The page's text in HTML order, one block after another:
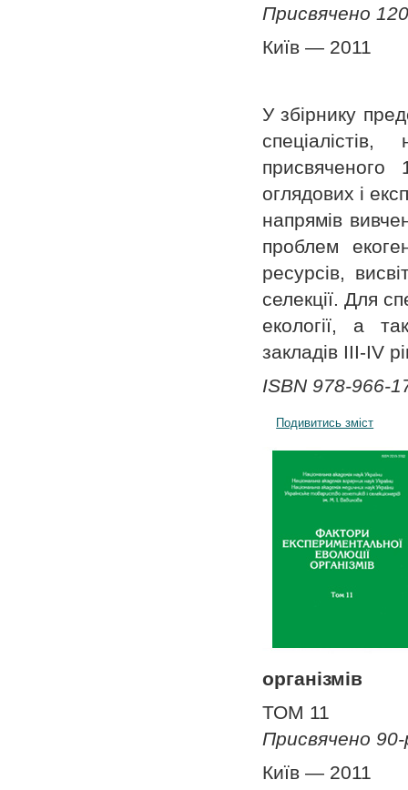
Присвячено
Київ — 2011
У збірнику
оглядових і
напрямів
проблем
ресурсів,
селекції. Для
екології, а
закладів III-IV
ISBN 978-966-
Подивитись зміст
організмів
ТОМ 11
Присвячено
Київ — 2011